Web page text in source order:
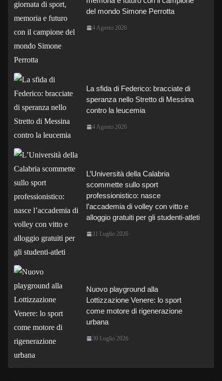
del mondo Simone Perrotta
4 Agosto 2026
La sfida di Federico: bracciate di
speranza nello Stretto di Messina
contro la leucemia
4 Agosto 2026
L’Università della Calabria
scommette sullo sport
professionistico: nasce
l’accademia di volley con vitto e
alloggio gratuiti per gli studenti-atleti
31 Luglio 2026
Nuovo playground alla
Lottizzazione Venere: lo sport
come motore di rigenerazione
urbana
30 Luglio 2026